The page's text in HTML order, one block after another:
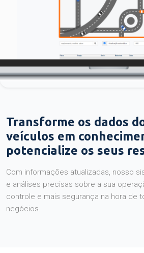
Transforme os dados
veículos em
potencialize os seus
Com informações atualizadas, nosso
e análises precisas sobre a sua
controle e mais segurança na hora de
negócios.